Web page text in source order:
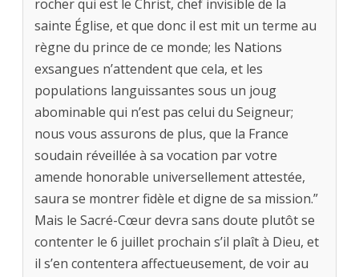
rocher qui est le Christ, chef invisible de la
sainte Église, et que donc il est mit un terme au
règne du prince de ce monde; les Nations
exsangues n’attendent que cela, et les
populations languissantes sous un joug
abominable qui n’est pas celui du Seigneur;
nous vous assurons de plus, que la France
soudain réveillée à sa vocation par votre
amende honorable universellement attestée,
saura se montrer fidèle et digne de sa mission.”
Mais le Sacré-Cœur devra sans doute plutôt se
contenter le 6 juillet prochain s’il plaît à Dieu, et
il s’en contentera affectueusement, de voir au